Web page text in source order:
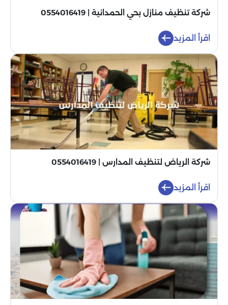
شركة تنظيف منازل بحي الحمدانية | 0554016419
اقرأ المزيد
شركة الرياض لتنظيف المدارس | 0554016419
اقرأ المزيد